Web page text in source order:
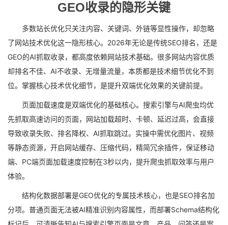
GEO收录的隐形关键
多数站长优化只关注内容、关键词、外链等显性操作，却忽略
了网站技术优化这一隐形核心。2026年无论是传统SEO排名，还是
GEO的AI抓取收录，都高度依赖网站技术基础。很多网站内容优质
却排名不佳、AI不收录、无增量流量，本质都是技术细节优化不到
位。掌握核心技术优化细节，是提升双端优化效果的关键前提。
页面加载速度是双端优化的基础核心。搜索引擎与AI爬虫均优
先抓取高速访问的页面，网站加载超时、卡顿、延迟过高，会直接
导致收录失败、排名降权、AI抓取跳过。实操中需优化图片、视频
等静态资源，开启网站缓存、压缩代码，精简冗余插件，保证移动
端、PC端页面加载速度控制在3秒以内，提升爬虫抓取效率与用户
体验。
结构化数据部署是GEO优化的专属技术核心，也是SEO排名加
分项。普通页面无法被AI精准识别内容属性，而部署Schema结构化